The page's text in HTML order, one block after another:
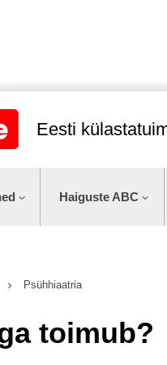
Eesti
Haiguste ABC
Psühhiaatria
toimub?